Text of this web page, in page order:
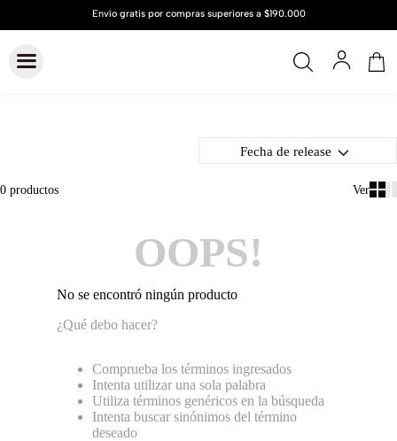
Fecha de release
0 productos
OOPS!
No se encontró ningún producto
¿Qué debo hacer?
Comprueba los términos ingresados
Intenta utilizar una sola palabra
Utiliza términos genéricos en la búsqueda
Intenta buscar sinónimos del término
deseado